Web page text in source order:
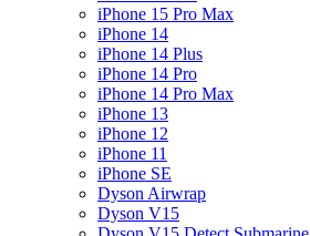
iPhone 15 Pro Max
iPhone 14
iPhone 14 Plus
iPhone 14 Pro
iPhone 14 Pro Max
iPhone 13
iPhone 12
iPhone 11
iPhone SE
Dyson Airwrap
Dyson V15